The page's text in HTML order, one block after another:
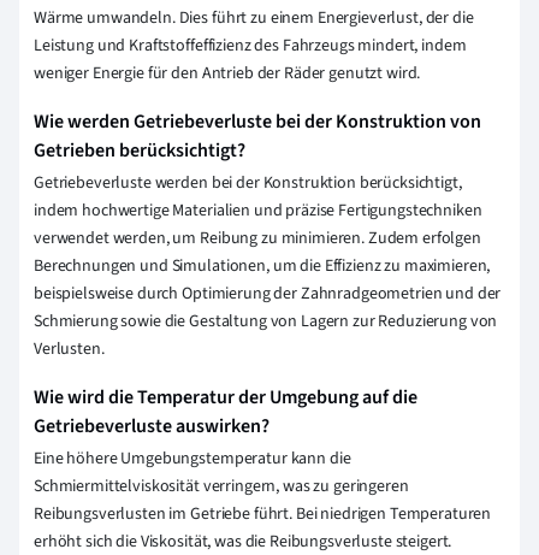
Wärme umwandeln. Dies führt zu einem Energieverlust, der die
Leistung und Kraftstoffeffizienz des Fahrzeugs mindert, indem
weniger Energie für den Antrieb der Räder genutzt wird.
Wie werden Getriebeverluste bei der Konstruktion von
Getrieben berücksichtigt?
Getriebeverluste werden bei der Konstruktion berücksichtigt,
indem hochwertige Materialien und präzise Fertigungstechniken
verwendet werden, um Reibung zu minimieren. Zudem erfolgen
Berechnungen und Simulationen, um die Effizienz zu maximieren,
beispielsweise durch Optimierung der Zahnradgeometrien und der
Schmierung sowie die Gestaltung von Lagern zur Reduzierung von
Verlusten.
Wie wird die Temperatur der Umgebung auf die
Getriebeverluste auswirken?
Eine höhere Umgebungstemperatur kann die
Schmiermittelviskosität verringern, was zu geringeren
Reibungsverlusten im Getriebe führt. Bei niedrigen Temperaturen
erhöht sich die Viskosität, was die Reibungsverluste steigert.